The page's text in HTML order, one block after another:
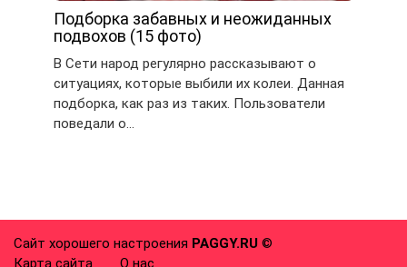
Подборка забавных и неожиданных
подвохов (15 фото)
В Сети народ регулярно рассказывают о
ситуациях, которые выбили их колеи. Данная
подборка, как раз из таких. Пользователи
поведали о…
Сайт хорошего настроения PAGGY.RU ©
Карта сайта
О нас